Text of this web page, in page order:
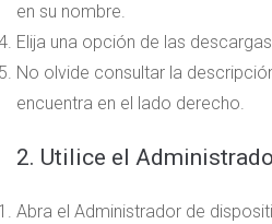
en su nombre.
Elija una opción de las
No olvide consultar la
encuentra en el lado derecho.
2. Utilice el
Abra el Administrador de